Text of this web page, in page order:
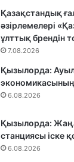
Қазақстандық
әзірлемелері
ұлттық брендін
7.08.2026
Қызылорда:
экономикасының
6.08.2026
Қызылорда:
станциясы іске
6.08.2026